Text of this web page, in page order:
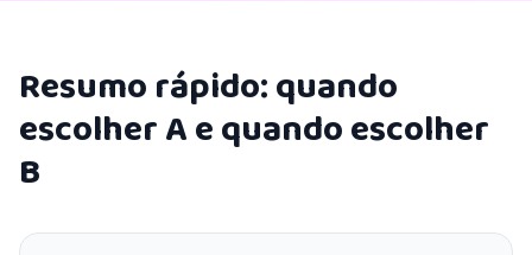
Resumo rápido: quando
escolher A e quando escolher
B